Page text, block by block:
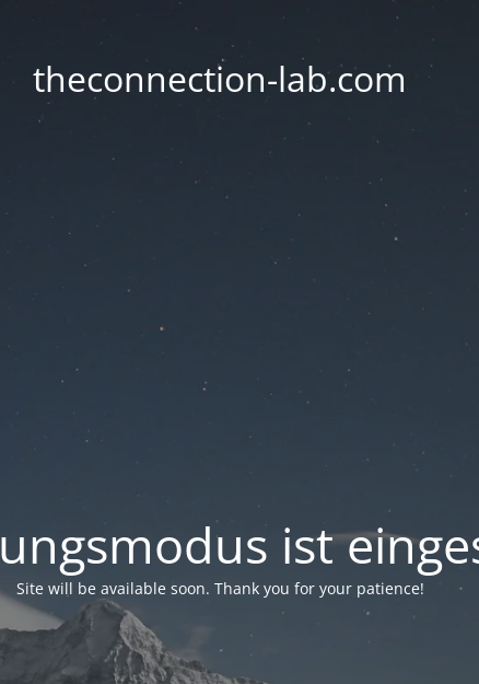
theconnection-lab.com
ist
Site will be available soon. Thank you for your patience!